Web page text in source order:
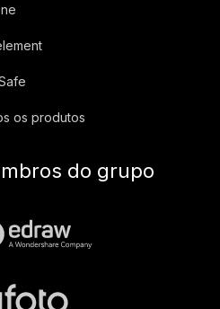
os produtos
do grupo